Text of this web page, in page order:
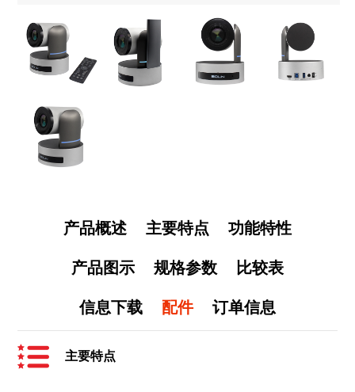
产品概述 主要特点
功能特性
产品图示
规格参数
比较表
信息下载
配件 订单信息
主要特点